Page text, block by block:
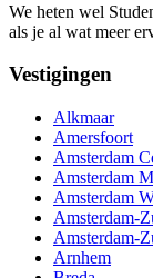
We heten wel
als je al wat meer
Vestigingen
Alkmaar
Amersfoort
Amsterdam
Amsterdam
Amsterdam
Amsterdam-
Amsterdam-
Arnhem